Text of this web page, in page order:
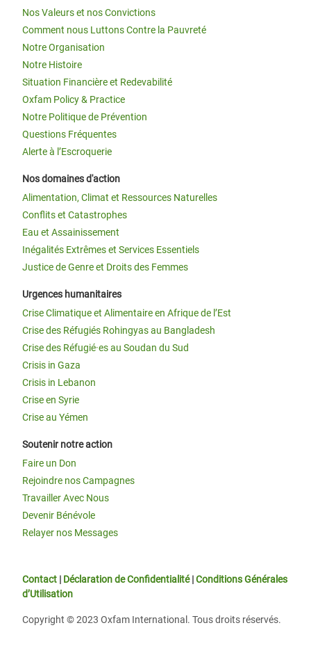
Nos Valeurs et nos Convictions
Comment nous Luttons Contre la Pauvreté
Notre Organisation
Notre Histoire
Situation Financière et Redevabilité
Oxfam Policy & Practice
Notre Politique de Prévention
Questions Fréquentes
Alerte à l’Escroquerie
Nos domaines d'action
Alimentation, Climat et Ressources Naturelles
Conflits et Catastrophes
Eau et Assainissement
Inégalités Extrêmes et Services Essentiels
Justice de Genre et Droits des Femmes
Urgences humanitaires
Crise Climatique et Alimentaire en Afrique de l’Est
Crise des Réfugiés Rohingyas au Bangladesh
Crise des Réfugié·es au Soudan du Sud
Crisis in Gaza
Crisis in Lebanon
Crise en Syrie
Crise au Yémen
Soutenir notre action
Faire un Don
Rejoindre nos Campagnes
Travailler Avec Nous
Devenir Bénévole
Relayer nos Messages
Contact | Déclaration de Confidentialité|Conditions Générales
d’Utilisation
Copyright © 2023 Oxfam International. Tous droits réservés.